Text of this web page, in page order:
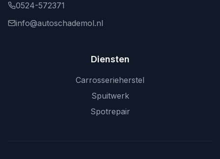
0524-572371
info@autoschademol.nl
Diensten
Carrosserieherstel
Spuitwerk
Spotrepair